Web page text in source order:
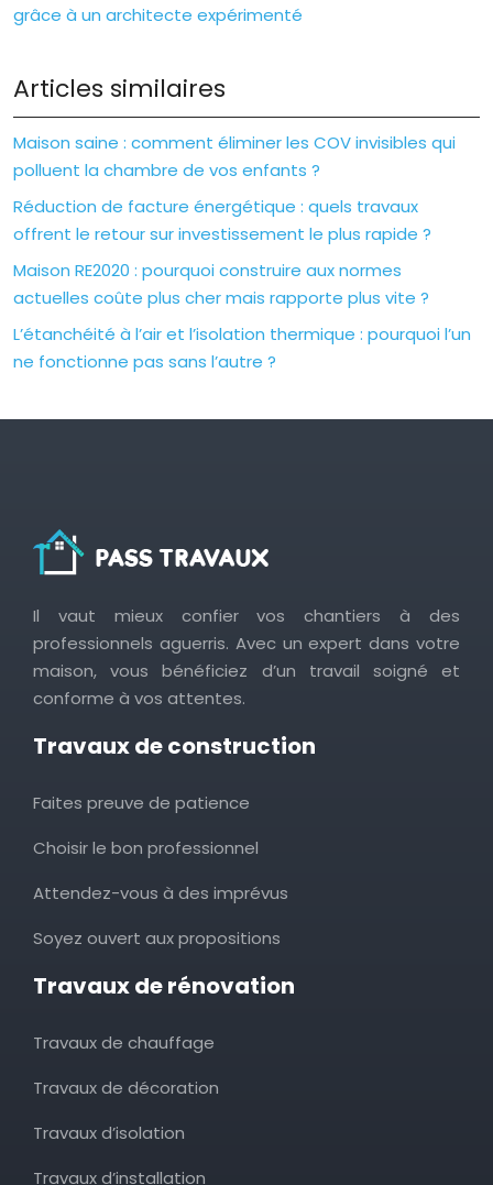
grâce à un architecte expérimenté
Articles similaires
Maison saine : comment éliminer les COV invisibles qui
polluent la chambre de vos enfants ?
Réduction de facture énergétique : quels travaux
offrent le retour sur investissement le plus rapide ?
Maison RE2020 : pourquoi construire aux normes
actuelles coûte plus cher mais rapporte plus vite ?
L’étanchéité à l’air et l’isolation thermique : pourquoi l’un
ne fonctionne pas sans l’autre ?
Il vaut mieux confier vos chantiers à des
professionnels aguerris. Avec un expert dans votre
maison, vous bénéficiez d’un travail soigné et
conforme à vos attentes.
Travaux de construction
Faites preuve de patience
Choisir le bon professionnel
Attendez-vous à des imprévus
Soyez ouvert aux propositions
Travaux de rénovation
Travaux de chauffage
Travaux de décoration
Travaux d’isolation
Travaux d’installation